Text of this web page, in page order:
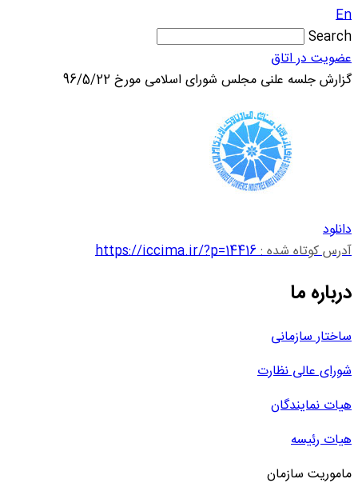
En
Search
عضویت در اتاق
گزارش جلسه علنی مجلس شورای اسلامی مورخ 96/5/22
دانلود
آدرس کوتاه شده :https://iccima.ir/?p=14416
درباره ما
ساختار سازمانی
شورای عالی نظارت
هیات نمایندگان
هیات رئیسه
ماموریت سازمان